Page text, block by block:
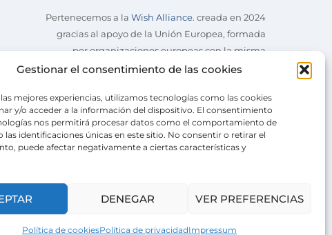
Gestionar el consentimiento de las cookies
mejores experiencias, utilizamos tecnologías como las cookies
y/o acceder a la información del dispositivo. El consentimiento
nos permitirá procesar datos como el comportamiento de
las identificaciones únicas en este sitio. No consentir o retirar el
puede afectar negativamente a ciertas características y
DENEGAR VER PREFERENCIAS
Política de cookiesPolítica de privacidadImpressum
Pertenecemos a la Wish Alliance. creada en 2024
gracias al apoyo de la Unión Europea, formada
por organizaciones europeas con la misma
misión.